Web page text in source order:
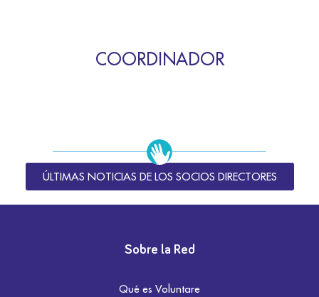
COORDINADOR
ÚLTIMAS NOTICIAS DE LOS SOCIOS DIRECTORES
Sobre la Red
Qué es Voluntare